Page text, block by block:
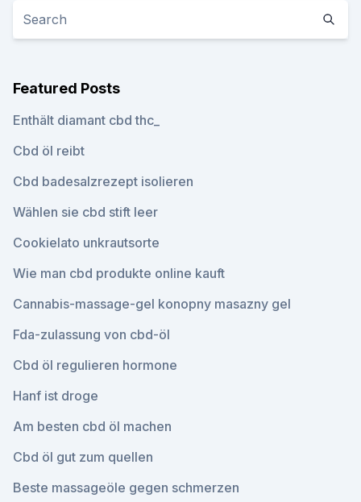
Featured Posts
Enthält diamant cbd thc_
Cbd öl reibt
Cbd badesalzrezept isolieren
Wählen sie cbd stift leer
Cookielato unkrautsorte
Wie man cbd produkte online kauft
Cannabis-massage-gel konopny masazny gel
Fda-zulassung von cbd-öl
Cbd öl regulieren hormone
Hanf ist droge
Am besten cbd öl machen
Cbd öl gut zum quellen
Beste massageöle gegen schmerzen